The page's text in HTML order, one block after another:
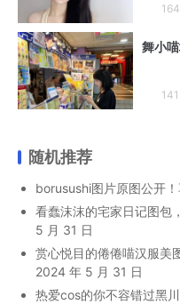
舞小
随机推荐
borusushi图片原图公开
看蠢沫沫的宅家日记图包
5 月 31 日
赏心悦目的倦倦喵汉服美
2024 年 5 月 31 日
热爱cos的你不容错过黑